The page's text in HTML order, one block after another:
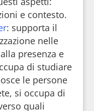
e contesto.
: supporta il
nelle
presenza e
di studiare
le persone
si occupa di
quali